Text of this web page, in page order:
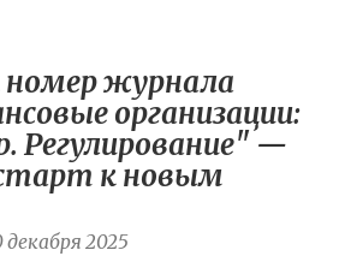
номер журнала
организации:
Регулирование" —
к новым
декабря 2025